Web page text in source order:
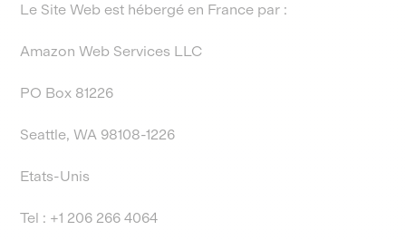
Le Site Web est hébergé en France par :
Amazon Web Services LLC
PO Box 81226
Seattle, WA 98108-1226
Etats-Unis
Tel : +1 206 266 4064